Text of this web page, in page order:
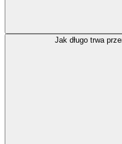
Jak długo trwa